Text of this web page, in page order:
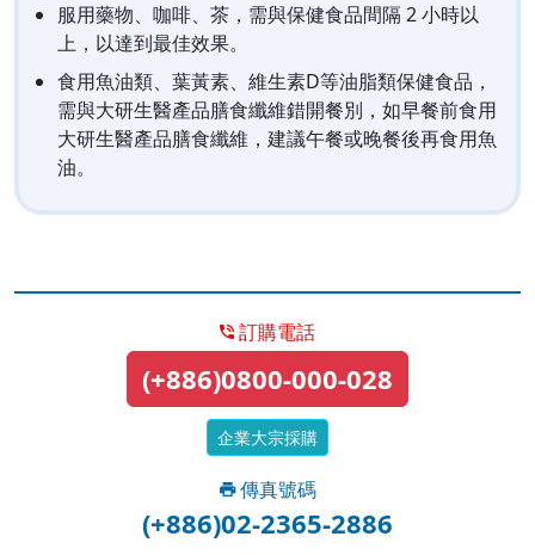
服用藥物、咖啡、茶，需與保健食品間隔 2 小時以
上，以達到最佳效果。
食用魚油類、葉黃素、維生素D等油脂類保健食品，
需與大研生醫產品膳食纖維錯開餐別，如早餐前食用
大研生醫產品膳食纖維，建議午餐或晚餐後再食用魚
油。
訂購電話
(+886)0800-000-028
企業大宗採購
傳真號碼
(+886)02-2365-2886